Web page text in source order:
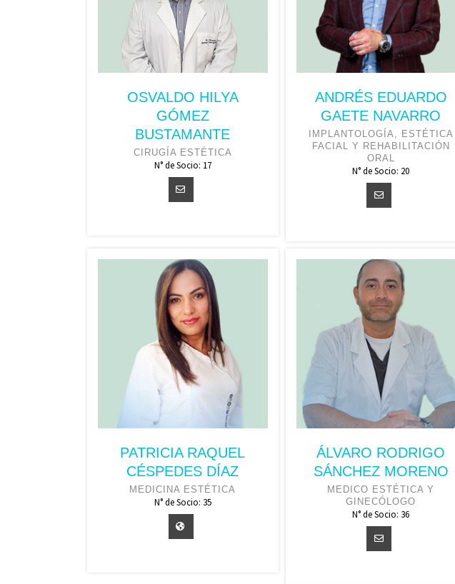
OSVALDO HILYA
GÓMEZ
BUSTAMANTE
CIRUGÍA ESTÉTICA
N° de Socio: 17
ANDRÉS EDUARDO
GAETE NAVARRO
IMPLANTOLOGÍA, ESTÉTICA
FACIAL Y REHABILITACIÓN
ORAL
N° de Socio: 20
PATRICIA RAQUEL
CÉSPEDES DÍAZ
MEDICINA ESTÉTICA
N° de Socio: 35
ÁLVARO RODRIGO
SÁNCHEZ MORENO
MEDICO ESTÉTICA Y
GINECÓLOGO
N° de Socio: 36